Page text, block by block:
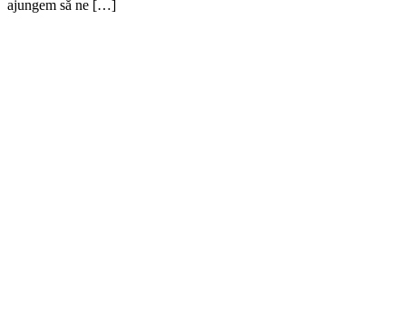
ajungem să ne […]